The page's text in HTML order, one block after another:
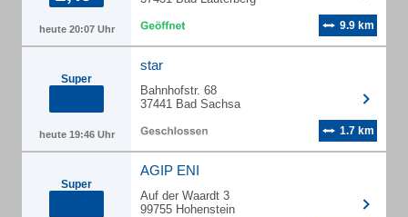
heute 20:07 Uhr 9.9 km
Super
heute 19:46 Uhr
star
Bahnhofstr. 68
37441 Bad Sachsa
1.7 km
Super
AGIP ENI
Auf der Waardt 3
99755 Hohenstein